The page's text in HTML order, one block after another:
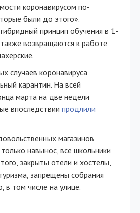
коронавирусом по-
были до этого».
принцип обучения в 1-
возвращаются к работе
случаев коронавируса
карантин. На всей
марта на две недели
впоследствии продлили
магазинов
навынос, все школьники
закрыты отели и хостелы,
запрещены собрания
в том числе на улице.